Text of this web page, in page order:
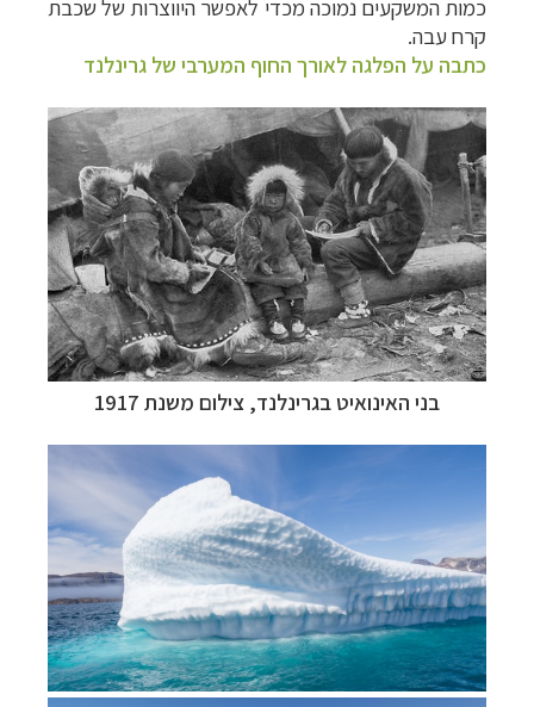
כמות המשקעים נמוכה מכדי לאפשר היווצרות של שכבת
קרח עבה.
כתבה על הפלגה לאורך החוף המערבי של גרינלנד
בני האינואיט בגרינלנד, צילום משנת 1917
הפלגות לאנטארקטיקהלחצו לקבלת כל האפשרויות
הפלגות לארצות הקוטב הצפונילחצו לקבלת כל
האפשרויות »
קרוזים והפלגות נופשלחצו לקבלת כל האפשרויות »